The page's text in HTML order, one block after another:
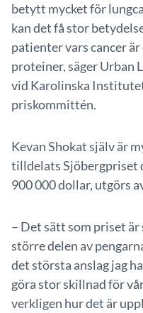
betytt mycket för
kan det få stor
patienter vars cancer
proteiner, säger Urban
vid Karolinska
priskommittén.
Kevan Shokat själv är
tilldelats Sjöbergpriset
900 000 dollar, utgörs
– Det sätt som priset
större delen av
det största anslag jag
göra stor skillnad för
verkligen hur det är